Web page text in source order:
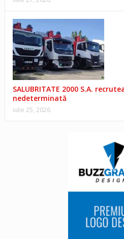
SALUBRITATE 2000 S.A.
nedeterminată
iulie 25, 2026